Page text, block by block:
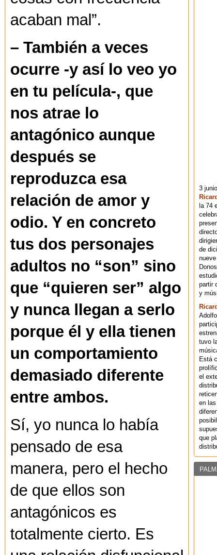
acaban mal”.
– También a veces
ocurre -y así lo veo yo
en tu película-, que
nos atrae lo
antagónico aunque
después se
reproduzca esa
relación de amor y
odio. Y en concreto
tus dos personajes
adultos no “son” sino
que “quieren ser” algo
y nunca llegan a serlo
porque él y ella tienen
un comportamiento
demasiado diferente
entre ambos.
Sí, yo nunca lo había
pensado de esa
manera, pero el hecho
de que ellos son
antagónicos es
totalmente cierto. Es
3
la 74
de
partir
y
tuvo
Está
el
en
que